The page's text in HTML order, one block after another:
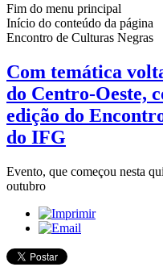
Fim do menu principal
Início do conteúdo da página
Encontro de Culturas Negras
Com temática
do Centro-Oeste,
edição do
do IFG
Evento, que começou nesta
outubro